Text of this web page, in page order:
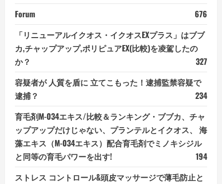
Forum
676
「リニューアルイクオス・イクオスEXプラス」はブブ
カ,チャップアップ,ポリピュアEX(比較)を凌駕したの
か？
327
容疑者が 人質を盾に 立てこもった！逮捕監禁容疑で
逮捕？
234
育毛剤M-034エキス/比較＆ランキング・ブブカ、チャ
ップアップだけじゃない、プランテルとイクオス、 海
藻エキス（M-034エキス）配合育毛剤でミノキシジル
と同等の育毛パワーを出す!
194
ストレス コントロール&頭皮マッサージで薄毛防止と